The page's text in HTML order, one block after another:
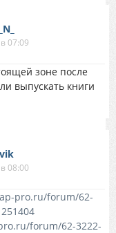
07:09
зоне после
выпускать книги
08:00
pro.ru/forum/62-
forum/62-3222-